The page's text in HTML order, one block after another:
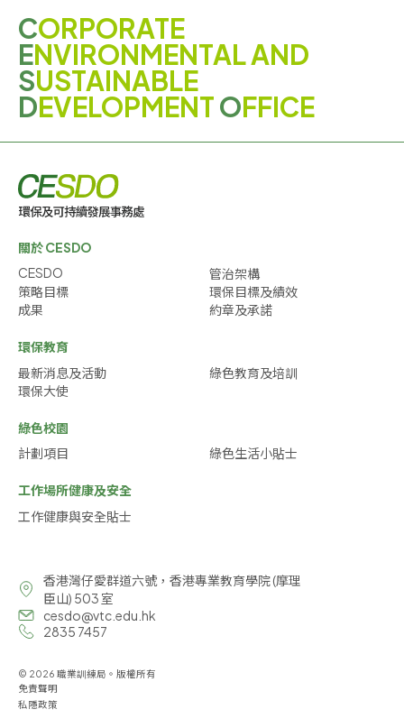
CORPORATE
ENVIRONMENTAL AND
SUSTAINABLE
DEVELOPMENTOFFICE
關於 CESDO
CESDO
管治架構
策略目標
環保目標及績效
成果
約章及承諾
環保教育
最新消息及活動
綠色教育及培訓
環保大使
綠色校園
計劃項目
綠色生活小貼士
工作場所健康及安全
工作健康與安全貼士
香港灣仔愛群道六號，香港專業教育學院 (摩理
臣山) 503 室
cesdo@vtc.edu.hk
2835 7457
© 2026 職業訓練局。版權所有
免責聲明
私隱政策